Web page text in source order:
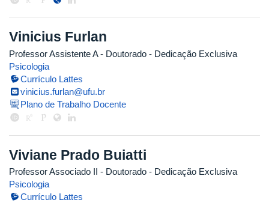
Vinicius Furlan
Professor Assistente A- Doutorado - Dedicação Exclusiva
Psicologia
Currículo Lattes
vinicius.furlan@ufu.br
Plano de Trabalho Docente
Viviane Prado Buiatti
Professor Associado II - Doutorado - Dedicação Exclusiva
Psicologia
Currículo Lattes